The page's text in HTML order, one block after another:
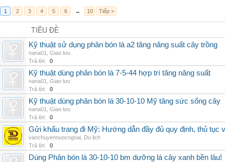
1 2 3 4 5 6 → 10 Tiếp >
TIÊU ĐỀ
Kỹ thuật sử dụng phân bón lá a2 tăng năng suất cây trồng
nana01
Giao lưu
Trả lời:
0
Kỹ thuật dùng phân bón lá 7-5-44 hợp trí tăng năng suất
nana01
Giao lưu
Trả lời:
0
Kỹ thuật dùng phân bón lá 30-10-10 Mỹ tăng sức sống cây
nana01
Giao lưu
Trả lời:
0
Gửi khẩu trang đi Mỹ: Hướng dẫn đầy đủ quy định, thủ tục
vanchuyennuocngoai Du lịch
Trả lời:
0
Dùng Phân bón lá 30-10-10 bm dưỡng lá cây xanh bền lâu!